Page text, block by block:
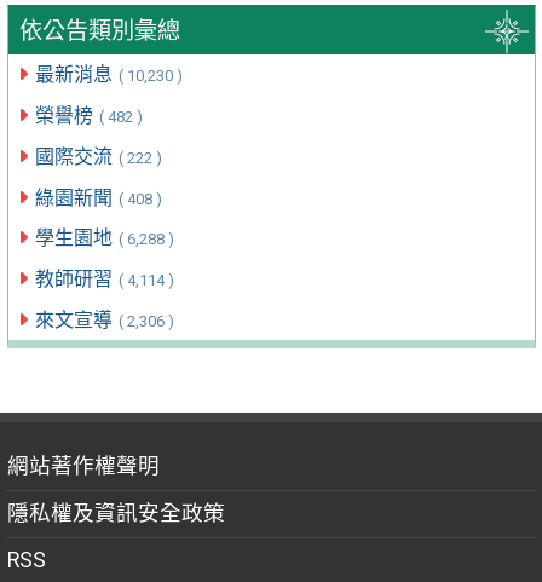
依公告類別彙總
最新消息 ( 10,230 )
榮譽榜 ( 482 )
國際交流 ( 222 )
綠園新聞 ( 408 )
學生園地 ( 6,288 )
教師研習 ( 4,114 )
來文宣導 ( 2,306 )
網站著作權聲明
隱私權及資訊安全政策
RSS